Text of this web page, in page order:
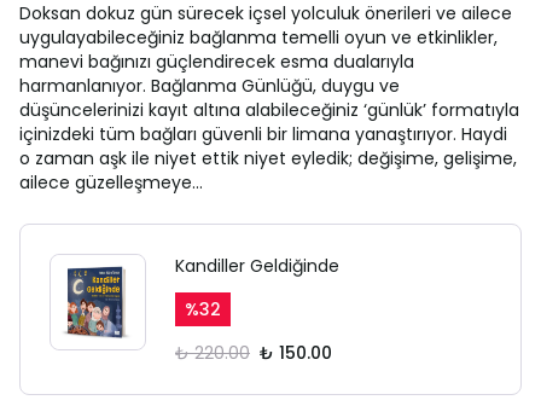
Doksan dokuz gün sürecek içsel yolculuk önerileri ve ailece
uygulayabileceğiniz bağlanma temelli oyun ve etkinlikler,
manevi bağınızı güçlendirecek esma dualarıyla
harmanlanıyor. Bağlanma Günlüğü, duygu ve
düşüncelerinizi kayıt altına alabileceğiniz ‘günlük’ formatıyla
içinizdeki tüm bağları güvenli bir limana yanaştırıyor. Haydi
o zaman aşk ile niyet ettik niyet eyledik; değişime, gelişime,
ailece güzelleşmeye…
Kandiller Geldiğinde
%32
₺ 220.00 ₺ 150.00